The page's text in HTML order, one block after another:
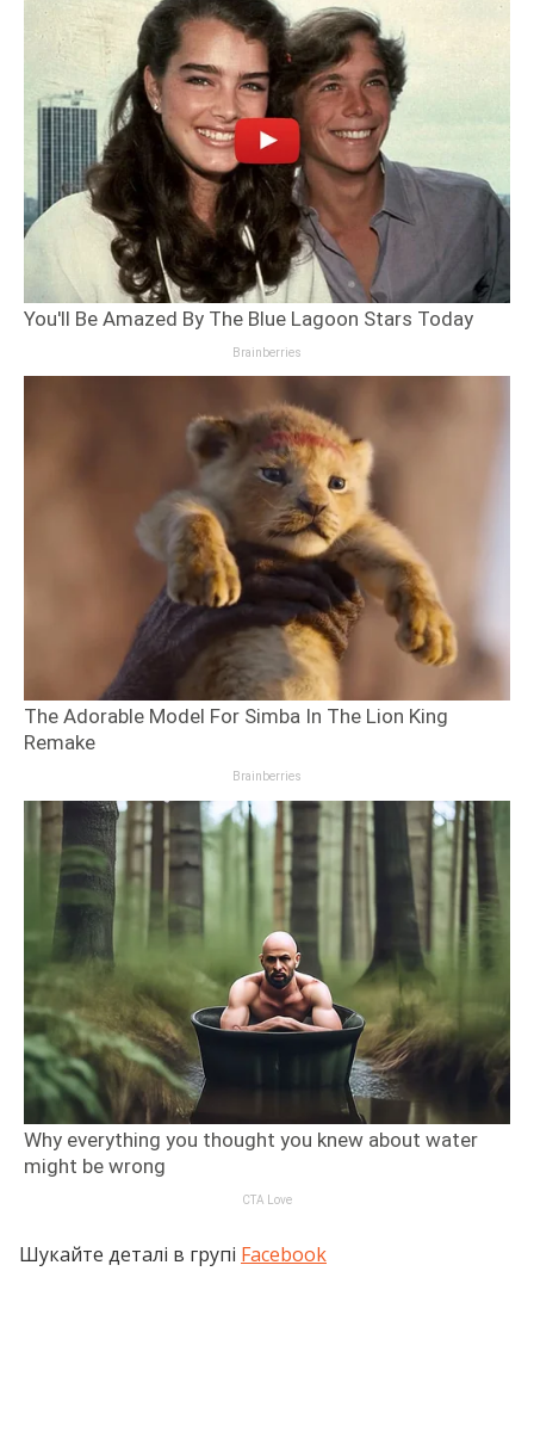
Шукайте деталі в групі Facebook